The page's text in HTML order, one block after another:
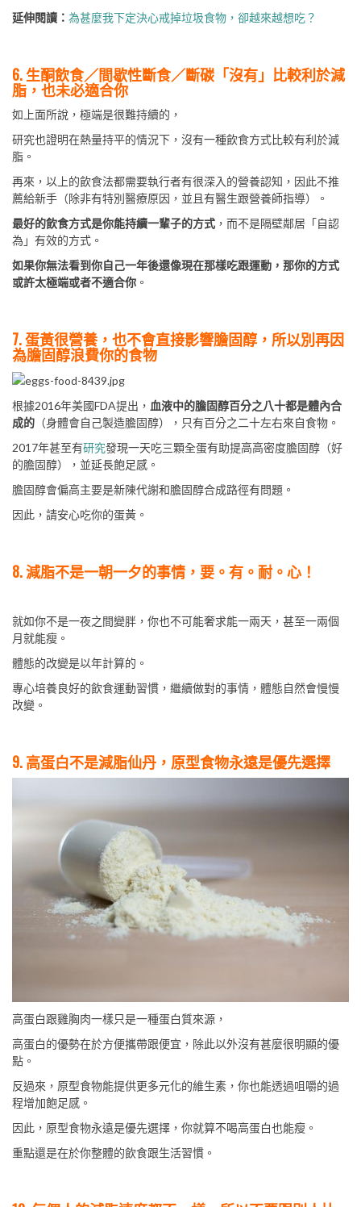
延伸閱讀： 為甚麼我下定決心戒掉垃圾食物，卻越來越想吃？
6. 生酮飲食／間歇性斷食／斷碳「沒有」比較利於減
脂，也未必適合你
如上面所說，極端是很難持續的，
研究也證明在熱量持平的情況下，沒有一種飲食方式比較有利於減
脂。
再來，以上的飲食法都需要執行者有很深入的營養認知，因此不推
薦給新手（除非有特別醫療原因，並且有醫生跟營養師指導）。
最好的飲食方式是你能持續一輩子的方式 ，而不是隔壁鄰居「自認
為」有效的方式。
如果你無法看到你自己一年後還像現在那樣吃跟運動，那你的方式
或許太極端或者不適合你 。
7. 蛋黃很營養，也不會直接影響膽固醇，所以別再因
為膽固醇浪費你的食物
根據2016年美國FDA提出， 血液中的膽固醇百分之八十都是體內合
成的 （身體會自己製造膽固醇），只有百分之二十左右來自食物。
2017年甚至有研究發現一天吃三顆全蛋有助提高高密度膽固醇（好
的膽固醇），並延長飽足感。
膽固醇會偏高主要是新陳代謝和膽固醇合成路徑有問題。
因此，請安心吃你的蛋黃。
8. 減脂不是一朝一夕的事情，要。有。耐。心！
就如你不是一夜之間變胖，你也不可能奢求能一兩天，甚至一兩個
月就能瘦。
體態的改變是以年計算的。
專心培養良好的飲食運動習慣，繼續做對的事情，體態自然會慢慢
改變。
9. 高蛋白不是減脂仙丹，原型食物永遠是優先選擇
高蛋白跟雞胸肉一樣只是一種蛋白質來源，
高蛋白的優勢在於方便攜帶跟便宜，除此以外沒有甚麼很明顯的優
點。
反過來，原型食物能提供更多元化的維生素，你也能透過咀嚼的過
程增加飽足感。
因此，原型食物永遠是優先選擇，你就算不喝高蛋白也能瘦。
重點還是在於你整體的飲食跟生活習慣。